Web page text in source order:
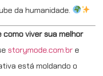
da humanidade.
como viver sua melhor
storymode.com.bre
está moldando o